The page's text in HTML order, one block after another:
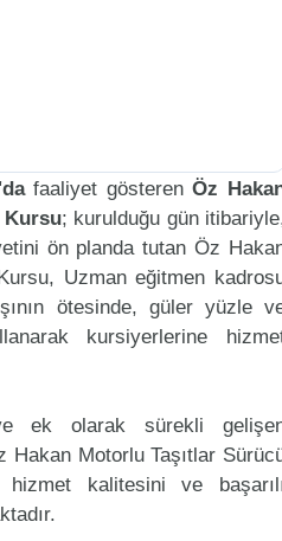
faaliyet gösterenÖz
Kursu; kurulduğu gün
ön planda tutan Öz
Uzman eğitmen
ötesinde, güler yüzle
kursiyerlerine
ek olarak sürekli
Motorlu Taşıtlar
kalitesini ve